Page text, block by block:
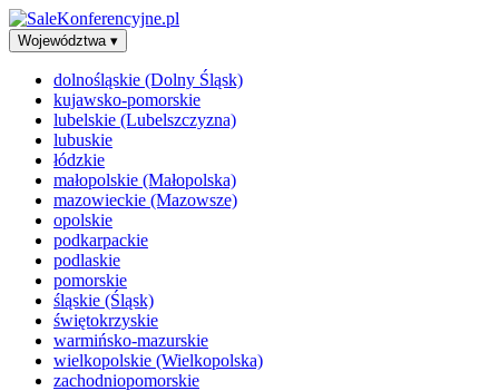
Województwa ▾
dolnośląskie (Dolny Śląsk)
kujawsko-pomorskie
lubelskie (Lubelszczyzna)
lubuskie
łódzkie
małopolskie (Małopolska)
mazowieckie (Mazowsze)
opolskie
podkarpackie
podlaskie
pomorskie
śląskie (Śląsk)
świętokrzyskie
warmińsko-mazurskie
wielkopolskie (Wielkopolska)
zachodniopomorskie